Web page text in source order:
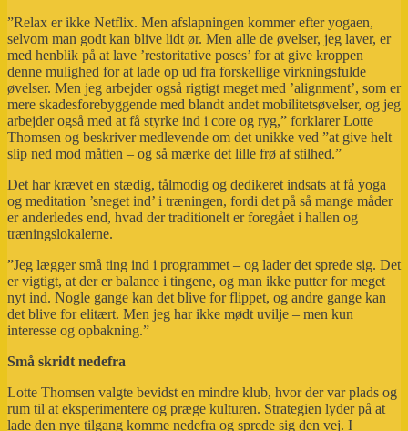
”Relax er ikke Netflix. Men afslapningen kommer efter yogaen,
selvom man godt kan blive lidt ør. Men alle de øvelser, jeg laver, er
med henblik på at lave ’restoritative poses’ for at give kroppen
denne mulighed for at lade op ud fra forskellige virkningsfulde
øvelser. Men jeg arbejder også rigtigt meget med ’alignment’, som er
mere skadesforebyggende med blandt andet mobilitetsøvelser, og jeg
arbejder også med at få styrke ind i core og ryg,” forklarer Lotte
Thomsen og beskriver medlevende om det unikke ved ”at give helt
slip ned mod måtten – og så mærke det lille frø af stilhed.”
Det har krævet en stædig, tålmodig og dedikeret indsats at få yoga
og meditation ’sneget ind’ i træningen, fordi det på så mange måder
er anderledes end, hvad der traditionelt er foregået i hallen og
træningslokalerne.
”Jeg lægger små ting ind i programmet – og lader det sprede sig. Det
er vigtigt, at der er balance i tingene, og man ikke putter for meget
nyt ind. Nogle gange kan det blive for flippet, og andre gange kan
det blive for elitært. Men jeg har ikke mødt uvilje – men kun
interesse og opbakning.”
Små skridt nedefra
Lotte Thomsen valgte bevidst en mindre klub, hvor der var plads og
rum til at eksperimentere og præge kulturen. Strategien lyder på at
lade den nye tilgang komme nedefra og sprede sig den vej. I